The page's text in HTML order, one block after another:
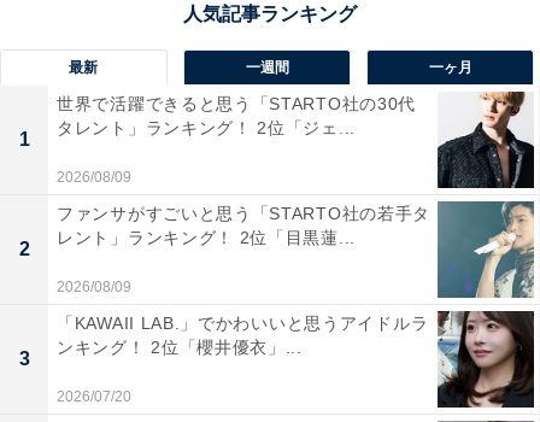
最新 一週間 一ヶ月
1
世界で活躍できると思う「STARTO社の30代
タレント」ランキング！ 2位「ジェ...
2026/08/09
2
ファンサがすごいと思う「STARTO社の若手タ
レント」ランキング！ 2位「目黒蓮...
2026/08/09
3
「KAWAII LAB.」でかわいいと思うアイドルラ
ンキング！ 2位「櫻井優衣」...
2026/07/20